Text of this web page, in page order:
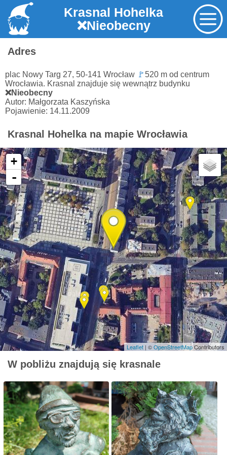
Krasnal Hohelka
❌Nieobecny
Adres
plac Nowy Targ 27, 50-141 Wrocław 🚩 520 m od centrum
Wrocławia. Krasnal znajduje się wewnątrz budynku
❌Nieobecny
Autor: Małgorzata Kaszyńska
Pojawienie: 14.11.2009
Krasnal Hohelka na mapie Wrocławia
+
-
Leaflet | ©OpenStreetMapContributors
W pobliżu znajdują się krasnale